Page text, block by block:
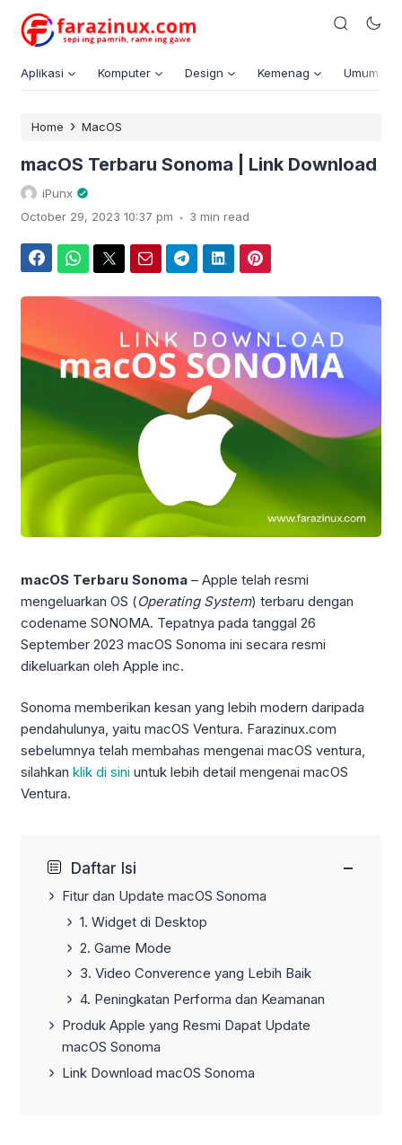
Aplikasi Komputer Design Kemenag Umum
Home › MacOS
macOS Terbaru Sonoma | Link Download
iPunx
October 29, 2023 10:37 pm . 3 min read
macOS Terbaru Sonoma – Apple telah resmi
mengeluarkan OS (Operating System) terbaru dengan
codename SONOMA. Tepatnya pada tanggal 26
September 2023 macOS Sonoma ini secara resmi
dikeluarkan oleh Apple inc.
Sonoma memberikan kesan yang lebih modern daripada
pendahulunya, yaitu macOS Ventura. Farazinux.com
sebelumnya telah membahas mengenai macOS ventura,
silahkan klik di sini untuk lebih detail mengenai macOS
Ventura.
Daftar Isi −
Fitur dan Update macOS Sonoma
1. Widget di Desktop
2. Game Mode
3. Video Converence yang Lebih Baik
4. Peningkatan Performa dan Keamanan
Produk Apple yang Resmi Dapat Update
macOS Sonoma
Link Download macOS Sonoma